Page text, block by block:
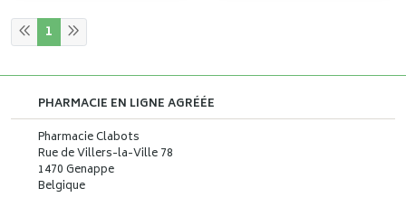
1
PHARMACIE EN LIGNE AGRÉÉE
Pharmacie Clabots
Rue de Villers-la-Ville 78
1470 Genappe
Belgique